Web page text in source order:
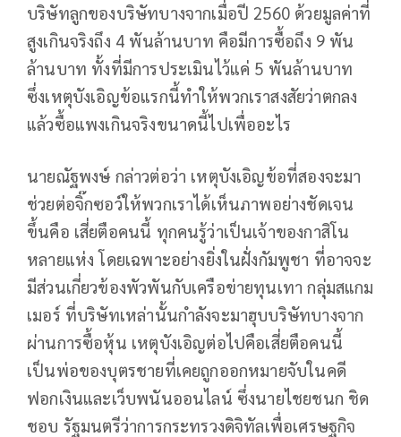
บริษัทลูกของบริษัทบางจากเมื่อปี 2560 ด้วยมูลค่าที่
สูงเกินจริงถึง 4 พันล้านบาท คือมีการซื้อถึง 9 พัน
ล้านบาท ทั้งที่มีการประเมินไว้แค่ 5 พันล้านบาท
ซึ่งเหตุบังเอิญข้อแรกนี้ทำให้พวกเราสงสัยว่าตกลง
แล้วซื้อแพงเกินจริงขนาดนี้ไปเพื่ออะไร
นายณัฐพงษ์ กล่าวต่อว่า เหตุบังเอิญข้อที่สองจะมา
ช่วยต่อจิ๊กซอว์ให้พวกเราได้เห็นภาพอย่างชัดเจน
ขึ้นคือ เสี่ยตือคนนี้ ทุกคนรู้ว่าเป็นเจ้าของกาสิโน
หลายแห่ง โดยเฉพาะอย่างยิ่งในฝั่งกัมพูชา ที่อาจจะ
มีส่วนเกี่ยวข้องพัวพันกับเครือข่ายทุนเทา กลุ่มสแกม
เมอร์ ที่บริษัทเหล่านั้นกำลังจะมาฮุบบริษัทบางจาก
ผ่านการซื้อหุ้น เหตุบังเอิญต่อไปคือเสี่ยตือคนนี้
เป็นพ่อของบุตรชายที่เคยถูกออกหมายจับในคดี
ฟอกเงินและเว็บพนันออนไลน์ ซึ่งนายไชยชนก ชิด
ชอบ รัฐมนตรีว่าการกระทรวงดิจิทัลเพื่อเศรษฐกิจ